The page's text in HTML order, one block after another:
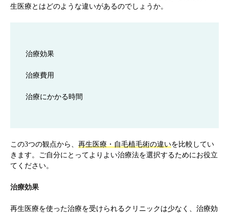
生医療とはどのような違いがあるのでしょうか。
治療効果
治療費用
治療にかかる時間
この3つの観点から、 再生医療・自毛植毛術の違いを比較してい
きます。ご自分にとってよりよい治療法を選択するためにお役立
てください。
治療効果
再生医療を使った治療を受けられるクリニックは少なく、治療効